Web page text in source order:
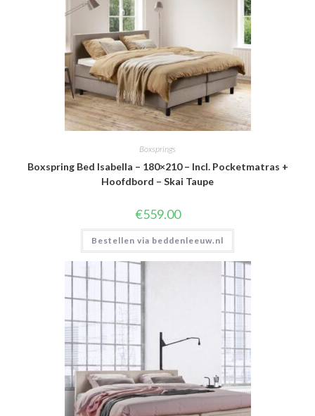
Boxsprings
Boxspring Bed Isabella – 180×210 – Incl. Pocketmatras +
Hoofdbord – Skai Taupe
€559.00
Bestellen via beddenleeuw.nl